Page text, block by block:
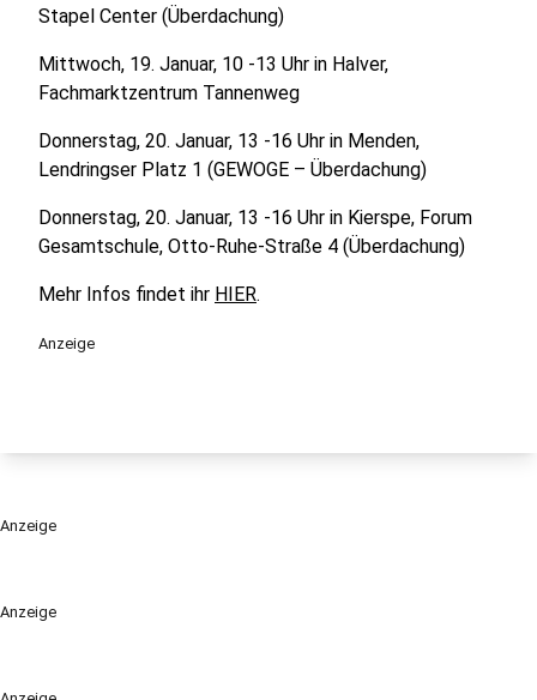
Anzeige
Stapel Center (Überdachung)
Mittwoch, 19. Januar, 10 -13 Uhr in Halver,
Fachmarktzentrum Tannenweg
Donnerstag, 20. Januar, 13 -16 Uhr in Menden,
Lendringser Platz 1 (GEWOGE – Überdachung)
Donnerstag, 20. Januar, 13 -16 Uhr in Kierspe, Forum
Gesamtschule, Otto-Ruhe-Straße 4 (Überdachung)
Mehr Infos findet ihr HIER.
Anzeige
Anzeige